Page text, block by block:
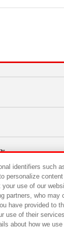
ン
identifiers such
personalize
your use of our
partners, who may
have provided to
use of their
about how we